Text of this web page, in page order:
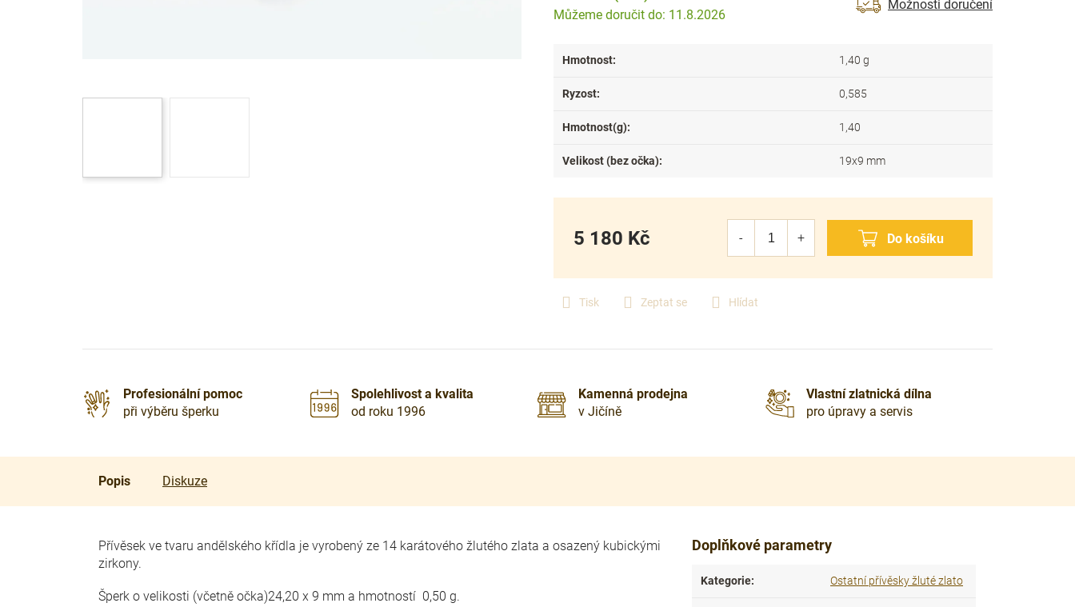
Tisk Zeptat se Hlídat
11.8.2026
Možnosti doručení
5 180 Kč
Hmotnost: 1,40 g
Ryzost: 0,585
Hmotnost(g): 1,40
Velikost (bez očka): 19x9 mm
Profesionální pomoc
při výběru šperku
Spolehlivost a kvalita
od roku 1996
Kamenná prodejna
v Jičíně
Vlastní zlatnická dílna
pro úpravy a servis
Popis Diskuze
Přívěsek ve tvaru andělského křídla je vyrobený ze 14 karátového žlutého zlata a osazený kubickými
zirkony.
Šperk o velikosti (včetně očka)24,20 x 9 mm a hmotností 0,50 g.
Doplňkové parametry
Kategorie: Ostatní přívěsky žluté zlato